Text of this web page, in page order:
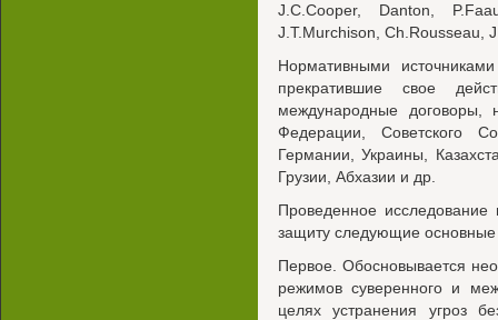
J.C.Cooper, Danton,
J.T.Murchison, Ch.Rousseau,
Нормативными
прекратившие свое
международные договоры,
Федерации, Советского
Германии, Украины,
Грузии, Абхазии и др.
Проведенное
защиту следующие
Первое. Обосновывается
режимов суверенного и
целях устранения угроз